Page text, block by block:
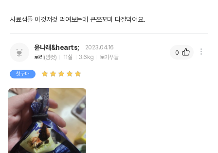
사료샘플 이것저것 먹여보는데 큰쪼꼬미 다잘먹어요.
윤나래&hearts;
2023.04.16
로리 (암컷) 11살 3.6kg 토이푸들
첫구매
0